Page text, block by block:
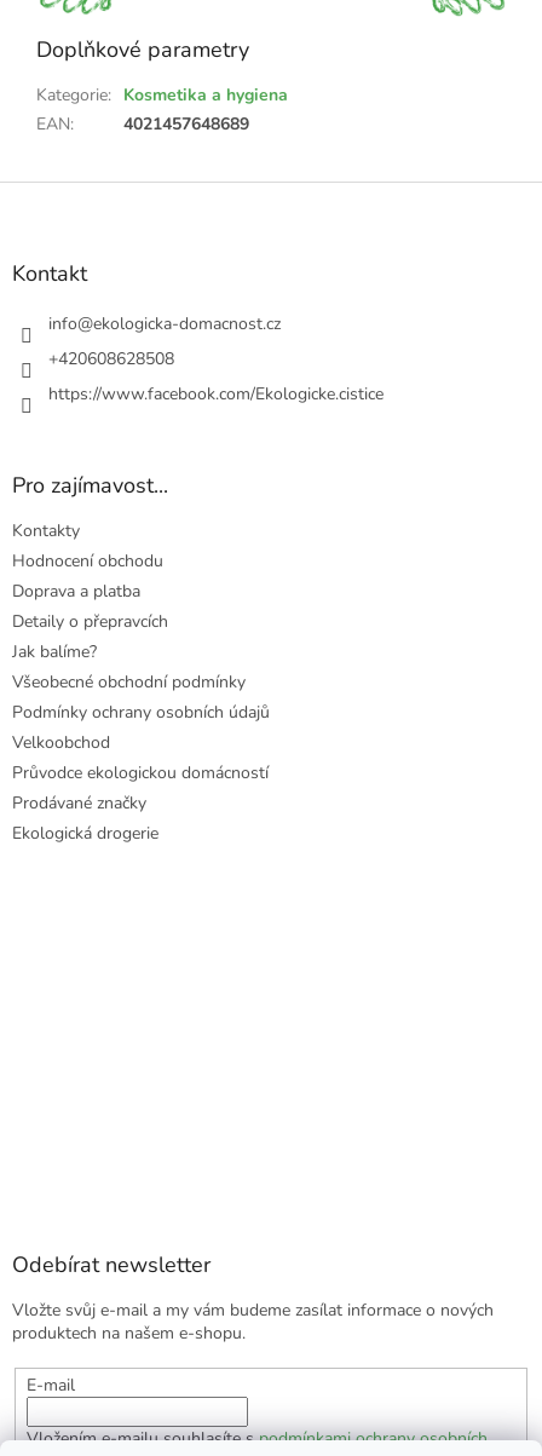
Doplňkové parametry
Kategorie: Kosmetika a hygiena
EAN: 4021457648689
Z
Kontakt
info@ekologicka-domacnost.cz
+420608628508
https://www.facebook.com/Ekologicke.cistice
Pro zajímavost...
Kontakty
Hodnocení obchodu
Doprava a platba
Detaily o přepravcích
Jak balíme?
Všeobecné obchodní podmínky
Podmínky ochrany osobních údajů
Velkoobchod
Průvodce ekologickou domácností
Prodávané značky
Ekologická drogerie
Odebírat newsletter
Vložte svůj e-mail a my vám budeme zasílat informace o nových
produktech na našem e-shopu.
E-mail
Vložením e-mailu souhlasíte spodmínkami ochrany osobních